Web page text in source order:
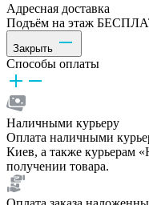
Адресная доставка
Подъём на этаж
Закрыть
Способы оплаты
Наличными курьеру
Оплата наличными
Киев, а также курьерам
получении товара.